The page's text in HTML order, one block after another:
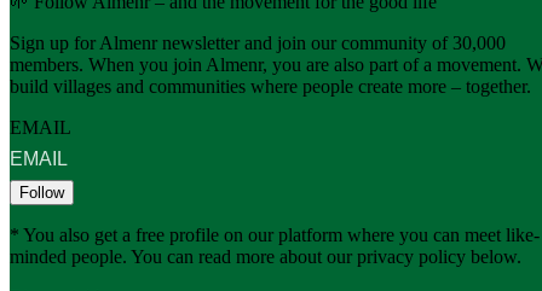
Sign up for Almenr newsletter and join our community of 30,000
members. When you join Almenr, you are also part of a movement.
build villages and communities where people create more – together.
EMAIL
Follow
* You also get a free profile on our platform where you can meet like-
minded people. You can read more about our privacy policy below.